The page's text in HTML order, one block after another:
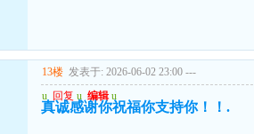
13楼 发表于: 2026-06-02 23:00 ---
u 回复 u 编辑 u
真诚感谢你祝福你支持你！！.